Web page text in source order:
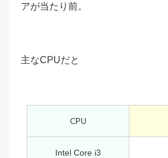
アが当たり前。
主なCPUだと
CPU
Intel Core i3